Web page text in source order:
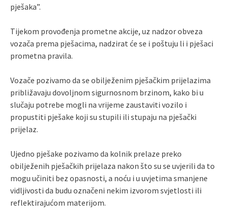
pješaka”.
Tijekom provođenja prometne akcije, uz nadzor obveza
vozača prema pješacima, nadzirat će se i poštuju li i pješaci
prometna pravila.
Vozače pozivamo da se obilježenim pješačkim prijelazima
približavaju dovoljnom sigurnosnom brzinom, kako bi u
slučaju potrebe mogli na vrijeme zaustaviti vozilo i
propustiti pješake koji su stupili ili stupaju na pješački
prijelaz.
Ujedno pješake pozivamo da kolnik prelaze preko
obilježenih pješačkih prijelaza nakon što su se uvjerili da to
mogu učiniti bez opasnosti, a noću i u uvjetima smanjene
vidljivosti da budu označeni nekim izvorom svjetlosti ili
reflektirajućom materijom.